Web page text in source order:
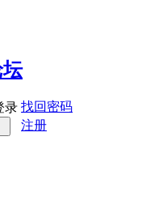
录 找回密码
注册